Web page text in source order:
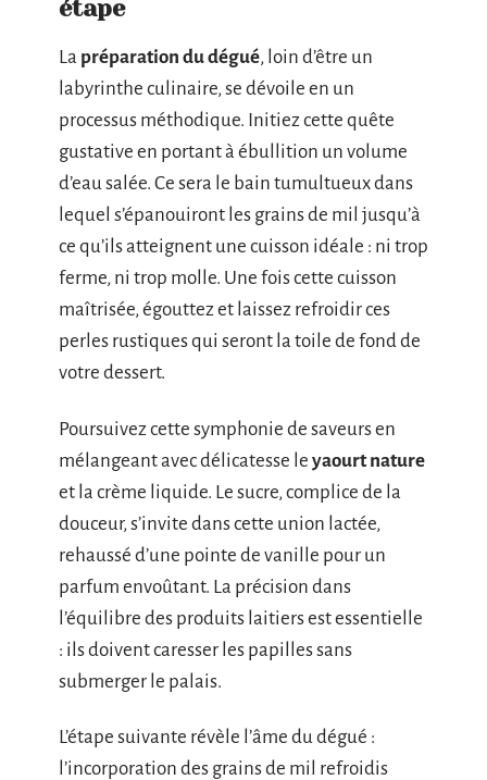
étape
La préparation du dégué, loin d’être un
labyrinthe culinaire, se dévoile en un
processus méthodique. Initiez cette quête
gustative en portant à ébullition un volume
d’eau salée. Ce sera le bain tumultueux dans
lequel s’épanouiront les grains de mil jusqu’à
ce qu’ils atteignent une cuisson idéale : ni trop
ferme, ni trop molle. Une fois cette cuisson
maîtrisée, égouttez et laissez refroidir ces
perles rustiques qui seront la toile de fond de
votre dessert.
Poursuivez cette symphonie de saveurs en
mélangeant avec délicatesse le yaourt nature
et la crème liquide. Le sucre, complice de la
douceur, s’invite dans cette union lactée,
rehaussé d’une pointe de vanille pour un
parfum envoûtant. La précision dans
l’équilibre des produits laitiers est essentielle
: ils doivent caresser les papilles sans
submerger le palais.
L’étape suivante révèle l’âme du dégué :
l’incorporation des grains de mil refroidis